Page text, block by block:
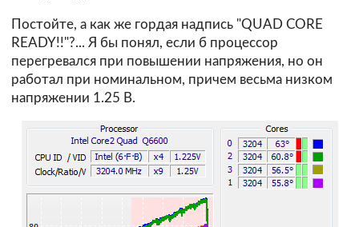
Постойте, а как же гордая надпись "QUAD CORE
READY!!"?... Я бы понял, если б процессор
перегревался при повышении напряжения, но он
работал при номинальном, причем весьма низком
напряжении 1.25 В.